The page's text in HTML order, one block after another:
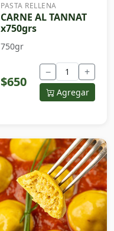
PASTA RELLENA
CARNE AL TANNAT
x750grs
750gr
$650
− +
Agregar